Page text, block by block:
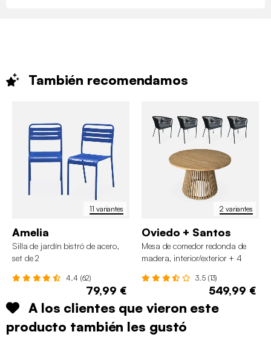
También recomendamos
11 variantes
Amelia
Silla de jardín bistró de acero,
set de 2
4.4 (62)
79,99 €
2 variantes
Oviedo + Santos
Mesa de comedor redonda de
madera, interior/exterior + 4
3.5 (13)
549,99 €
A los clientes que vieron este
producto también les gustó